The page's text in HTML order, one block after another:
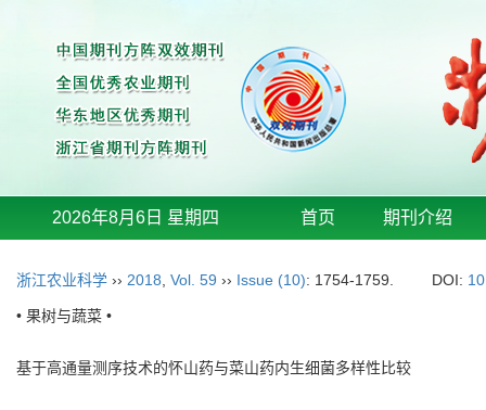
2026年8月6日 星期四 首页 期刊介绍
浙江农业科学 ›› 2018 Vol. 59 ›› Issue (10): 1754-1759. DOI:
• 果树与蔬菜 •
基于高通量测序技术的怀山药与菜山药内生细菌多样性比较